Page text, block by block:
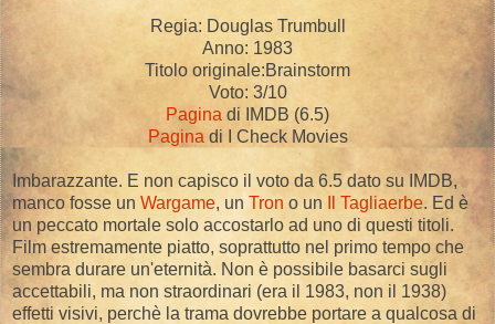
Regia: Douglas Trumbull
Anno: 1983
Titolo originale:Brainstorm
Voto: 3/10
Pagina di IMDB (6.5)
Pagina di I Check Movies
Imbarazzante. E non capisco il voto da 6.5 dato su IMDB,
manco fosse un Wargame, un Tron o un Il Tagliaerbe. Ed è
un peccato mortale solo accostarlo ad uno di questi titoli.
Film estremamente piatto, soprattutto nel primo tempo che
sembra durare un'eternità. Non è possibile basarci sugli
accettabili, ma non straordinari (era il 1983, non il 1938)
effetti visivi, perchè la trama dovrebbe portare a qualcosa di